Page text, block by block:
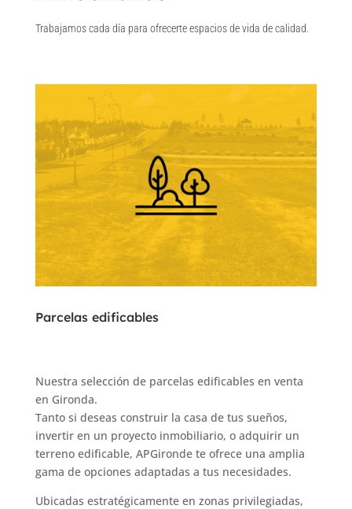
Trabajamos cada día para ofrecerte espacios de vida de calidad.
Parcelas edificables
Nuestra selección de parcelas edificables en venta
en Gironda.
Tanto si deseas construir la casa de tus sueños,
invertir en un proyecto inmobiliario, o adquirir un
terreno edificable, APGironde te ofrece una amplia
gama de opciones adaptadas a tus necesidades.
Ubicadas estratégicamente en zonas privilegiadas,